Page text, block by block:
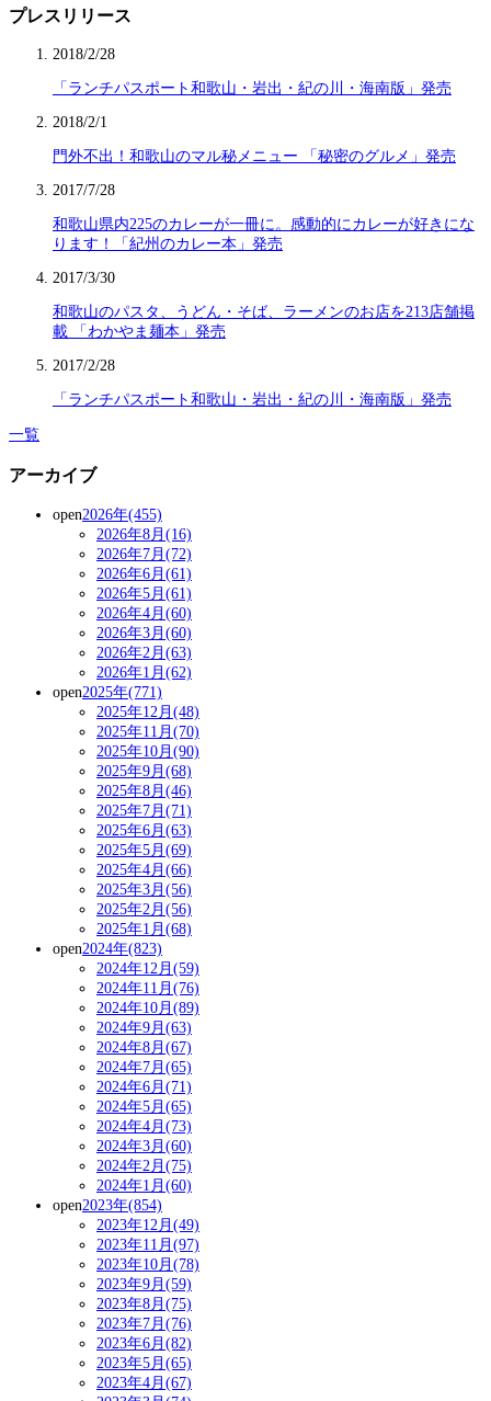
プレスリリース
2018/2/28
「ランチパスポート和歌山・岩出・紀の川・海南版」発売
2018/2/1
門外不出！和歌山のマル秘メニュー 「秘密のグルメ」発売
2017/7/28
和歌山県内225のカレーが一冊に。感動的にカレーが好きにな
ります！「紀州のカレー本」発売
2017/3/30
和歌山のパスタ、うどん・そば、ラーメンのお店を213店舗掲
載 「わかやま麺本」発売
2017/2/28
「ランチパスポート和歌山・岩出・紀の川・海南版」発売
一覧
アーカイブ
open2026年(455)
2026年8月(16)
2026年7月(72)
2026年6月(61)
2026年5月(61)
2026年4月(60)
2026年3月(60)
2026年2月(63)
2026年1月(62)
open2025年(771)
2025年12月(48)
2025年11月(70)
2025年10月(90)
2025年9月(68)
2025年8月(46)
2025年7月(71)
2025年6月(63)
2025年5月(69)
2025年4月(66)
2025年3月(56)
2025年2月(56)
2025年1月(68)
open2024年(823)
2024年12月(59)
2024年11月(76)
2024年10月(89)
2024年9月(63)
2024年8月(67)
2024年7月(65)
2024年6月(71)
2024年5月(65)
2024年4月(73)
2024年3月(60)
2024年2月(75)
2024年1月(60)
open2023年(854)
2023年12月(49)
2023年11月(97)
2023年10月(78)
2023年9月(59)
2023年8月(75)
2023年7月(76)
2023年6月(82)
2023年5月(65)
2023年4月(67)